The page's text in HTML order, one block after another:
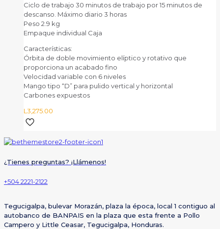
Ciclo de trabajo 30 minutos de trabajo por 15 minutos de
descanso. Máximo diario 3 horas
Peso 2.9 kg
Empaque individual Caja
Características:
Órbita de doble movimiento elíptico y rotativo que
proporciona un acabado fino
Velocidad variable con 6 niveles
Mango tipo “D” para pulido vertical y horizontal
Carbones expuestos
L 3,275.00
¿Tienes preguntas? ¡Llámenos!
+504 2221-2122
Tegucigalpa, bulevar Morazán, plaza la época, local 1 contiguo al
autobanco de BANPAIS en la plaza que esta frente a Pollo
Campero y Little Ceasar, Tegucigalpa, Honduras.